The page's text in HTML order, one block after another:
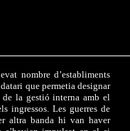
nombre d’establiments
que permetia designar
de la gestió interna amb el
ingressos. Les guerres de
altra banda hi van haver